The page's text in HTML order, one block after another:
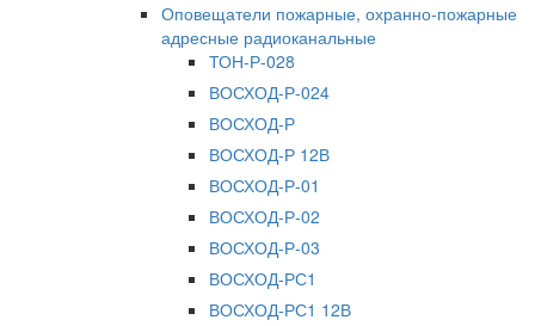
Оповещатели пожарные, охранно-пожарные
адресные радиоканальные
ТОН-Р-028
ВОСХОД-Р-024
ВОСХОД-Р
ВОСХОД-Р 12В
ВОСХОД-Р-01
ВОСХОД-Р-02
ВОСХОД-Р-03
ВОСХОД-РС1
ВОСХОД-РС1 12В